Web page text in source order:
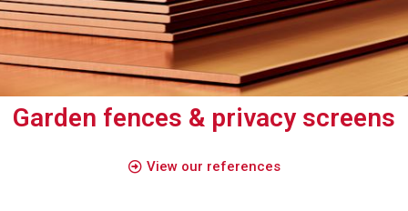
Garden fences & privacy screens
View our references